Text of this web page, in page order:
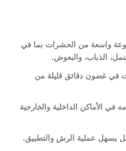
واسعة من الحشرات بما في
الذباب، والبعوض.
في غضون دقائق قليلة من
في الأماكن الداخلية والخارجية
يسهل عملية الرش والتطبيق.